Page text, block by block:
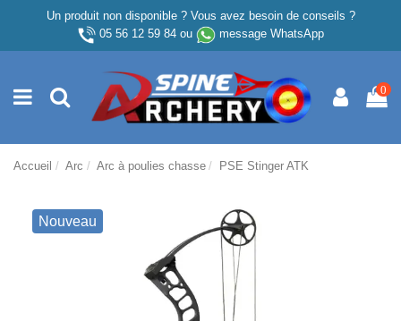
Un produit non disponible ? Vous avez besoin de conseils ?
05 56 12 59 84ou message WhatsApp
0
Accueil Arc Arc à poulies chasse PSE Stinger ATK
Nouveau